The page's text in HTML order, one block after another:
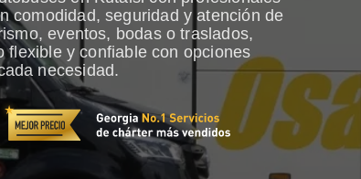
comodidad, seguridad y atención de
eventos, bodas o traslados,
flexible y confiable con opciones
necesidad.